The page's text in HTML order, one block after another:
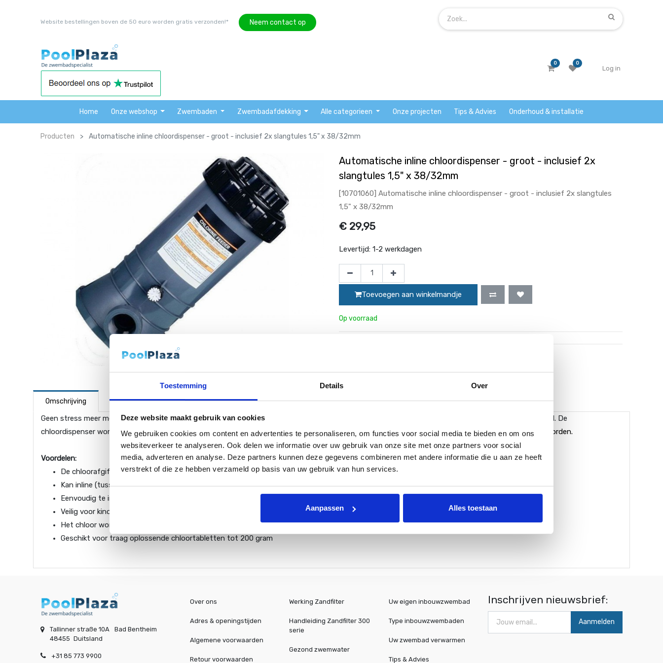
Toestemming Details Over
Deze website maakt gebruik van cookies
We gebruiken cookies om content en advertenties te personaliseren, om functies voor social media te bieden en om ons
websiteverkeer te analyseren. Ook delen we informatie over uw gebruik van onze site met onze partners voor social
media, adverteren en analyse. Deze partners kunnen deze gegevens combineren met andere informatie die u aan ze heeft
verstrekt of die ze hebben verzameld op basis van uw gebruik van hun services.
Aanpassen Alles toestaan
Website bestellingen boven de 50 euro worden gratis verzonden!* Neem contact op
0 0
Log in
Home Onze webshop Zwembaden Zwembadafdekking Alle categorieen Onze projecten Tips & Advies Onderhoud & installatie
Producten Automatische inline chloordispenser - groot - inclusief 2x slangtules 1,5" x 38/32mm
Automatische inline chloordispenser - groot - inclusief 2x
slangtules 1,5" x 38/32mm
[10701060] Automatische inline chloordispenser - groot - inclusief 2x slangtules
1,5" x 38/32mm
€ 29,95
Levertijd: 1-2 werkdagen
Toevoegen aan winkelmandje
Op voorraad
Omschrijving
Geen stress meer met de waterbehandeling! Met dit inline chloordispenser systeem wordt automatisch het chloor aan uw zwembadwater toegevoegd. De
chloordispenser wordt geleverd inclusiefaansluittules.Op de chloordispenser zit 1,5" binnendraad. Hiervoor kan de 32/38 slangtule schroef gebruikt worden.
Voordelen:
De chloorafgifte is te doseren
Kan inline (tussen de leiding) verbonden worden op PVC leidingen
Eenvoudig te installeren
Veilig voor kinderen, want ze kunnen niet in contact komen met het chloor
Het chloor wordt beter door het water van het hele zwembad gemengd
Geschikt voor traag oplossende chloortabletten tot 200 gram
Tallinner straße 10A
Bad Bentheim
48455 Duitsland
+31 85 773 9900
Over ons
Adres & openingstijden
Algemene voorwaarden
Retour voorwaarden
Werking Zandfilter
Handleiding Zandfilter 300
serie
Gezond zwemwater
Uw eigen inbouwzwembad
Type inbouwzwembaden
Uw zwembad verwarmen
Tips & Advies
Inschrijven nieuwsbrief:
Aanmelden